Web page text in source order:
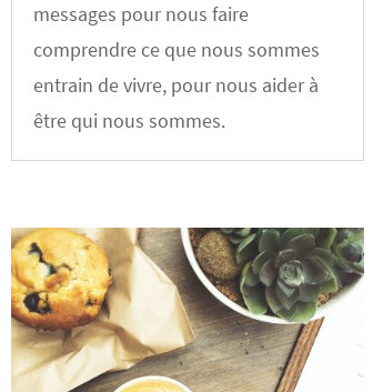
messages pour nous faire
comprendre ce que nous sommes
entrain de vivre, pour nous aider à
être qui nous sommes.